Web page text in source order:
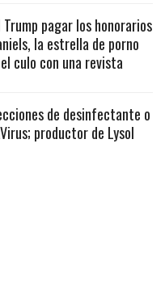
Trump pagar los honorarios
la estrella de porno
culo con una revista
de desinfectante o
productor de Lysol